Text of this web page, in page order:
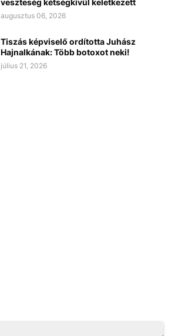
augusztus 06, 2026
Tiszás képviselő ordította Juhász
Hajnalkának: Több botoxot neki!
július 21, 2026